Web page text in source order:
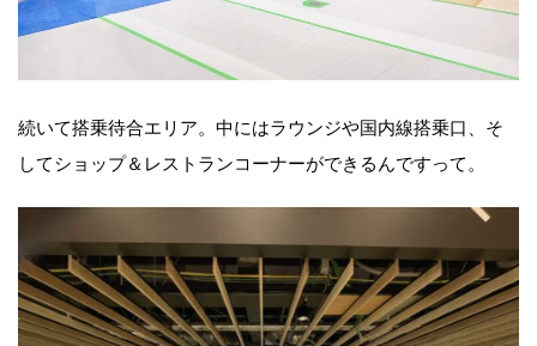
続いて搭乗待合エリア。中にはラウンジや国内線搭乗口、そ
してショップ＆レストランコーナーができるんですって。